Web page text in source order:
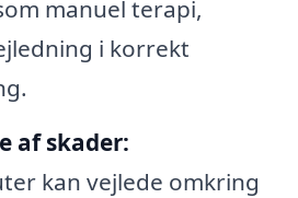
manuel terapi,
i korrekt
af skader:
kan vejlede omkring